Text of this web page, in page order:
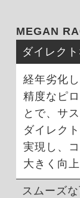
MEGAN
ダイレク
経年劣化
精度なピ
とで、サ
ダイレク
実現し、
大きく向
スムーズ